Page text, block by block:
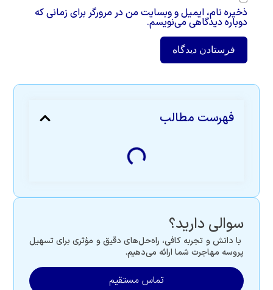
فهرست مطالب
سوالی دارید؟
با دانش و تجربه کافی، راه‌حل‌های دقیق و مؤثری برای تسهیل
پروسه مهاجرت شما ارائه می‌دهیم.
تماس مستقیم
ذخیره نام، ایمیل و وبسایت من در مرورگر برای زمانی که
دوباره دیدگاهی می‌نویسم.